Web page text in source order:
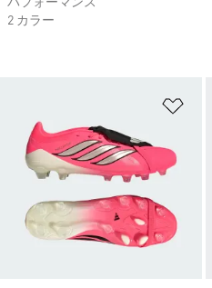
パフォーマンス
2 カラー